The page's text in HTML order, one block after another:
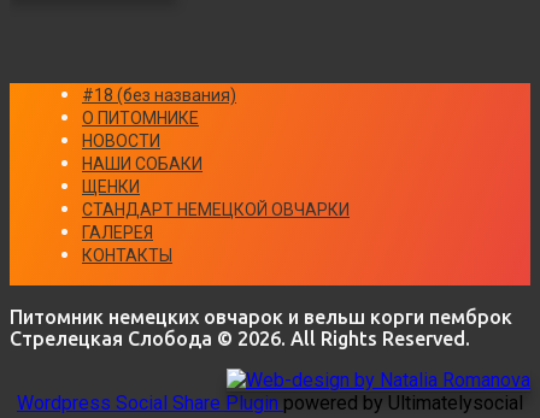
#18 (без названия)
О ПИТОМНИКЕ
НОВОСТИ
НАШИ СОБАКИ
ЩЕНКИ
СТАНДАРТ НЕМЕЦКОЙ ОВЧАРКИ
ГАЛЕРЕЯ
КОНТАКТЫ
Питомник немецких овчарок и вельш корги пемброк
Стрелецкая Слобода © 2026. All Rights Reserved.
Wordpress Social Share Plugin powered by Ultimatelysocial